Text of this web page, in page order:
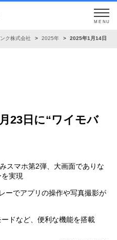
MENU
ク株式会社 2025年 2025年1月14日
23日に“ワイモバ
スマホ第2弾、大画面でありな
実現
ーでアプリの操作や写真撮影が
ドなど、便利な機能を搭載